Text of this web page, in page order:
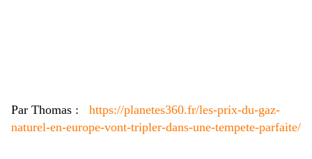
Par Thomas :
https://planetes360.fr/les-prix-du-gaz-
naturel-en-europe-vont-tripler-dans-une-tempete-parfaite/